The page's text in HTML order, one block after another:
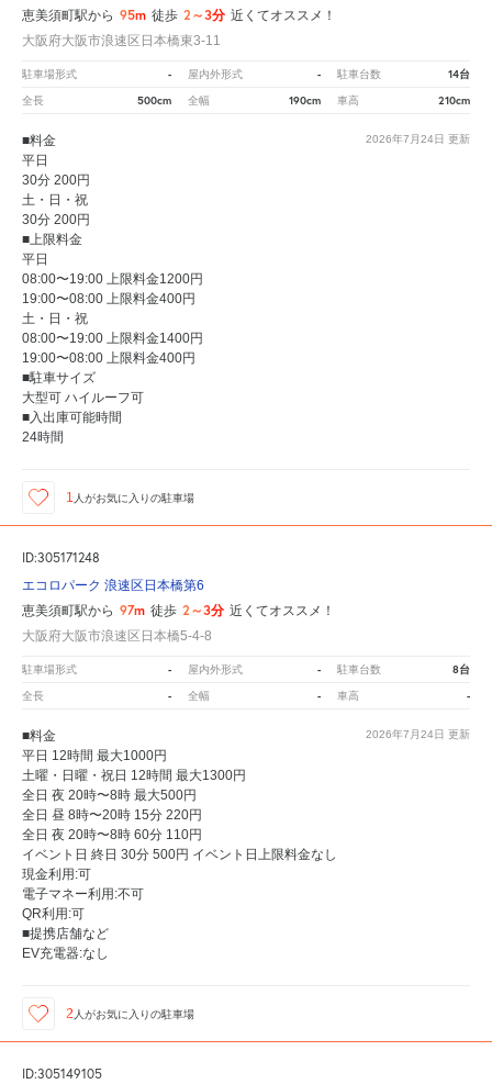
恵美須町駅から 95m 徒歩 2～3分 近くてオススメ！
大阪府大阪市浪速区日本橋東3-11
駐車場形式 - 屋内外形式 - 駐車台数 14台
全長 500cm 全幅 190cm 車高 210cm
2026年7月24日 更新
■料金
平日
30分 200円
土・日・祝
30分 200円
■上限料金
平日
08:00〜19:00 上限料金1200円
19:00〜08:00 上限料金400円
土・日・祝
08:00〜19:00 上限料金1400円
19:00〜08:00 上限料金400円
■駐車サイズ
大型可 ハイルーフ可
■入出庫可能時間
24時間
1 人がお気に入りの駐車場
ID:305171248
エコロパーク 浪速区日本橋第6
恵美須町駅から 97m 徒歩 2～3分 近くてオススメ！
大阪府大阪市浪速区日本橋5-4-8
駐車場形式 - 屋内外形式 - 駐車台数 8台
全長 - 全幅 - 車高 -
2026年7月24日 更新
■料金
平日 12時間 最大1000円
土曜・日曜・祝日 12時間 最大1300円
全日 夜 20時〜8時 最大500円
全日 昼 8時〜20時 15分 220円
全日 夜 20時〜8時 60分 110円
イベント日 終日 30分 500円 イベント日上限料金なし
現金利用:可
電子マネー利用:不可
QR利用:可
■提携店舗など
EV充電器:なし
2 人がお気に入りの駐車場
ID:305149105